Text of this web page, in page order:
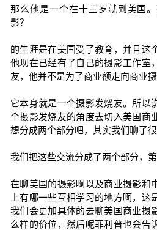
那么他是一个在十三岁就到美国
影？
的生涯是在美国受了教育，并且这
他现在已经有了自己的摄影工作室
友，他并不是为了商业额走向商业摄
它本身就是一个摄影发烧友。所以
个摄影发烧友的角度去切入美国商
想分成两个部分吧，其实我们聊了很
我们把这些交流分成了两个部分，
在聊美国的摄影啊以及商业摄影和
上有哪一些互相学习的地方啊，这
我们会更加具体的去聊美国商业摄
么样的价位，然后呢菲利普也会告